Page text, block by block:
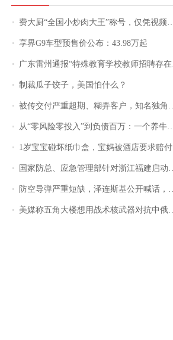
费大厨“全国小炒肉大王”称号，仅凭视频评出？中国烹饪协会回应
享界G9车型预售价公布：43.98万起
广东雷州通报“特殊教育学校教师招聘存在违规行为”：已启动问责程序 副校长被停职
制裁瓜子饺子，美国怕什么？
被传交付严重超期、糊弄客户，知名独角兽车企创始人回应：都没证据，将依法采取措施，“本人长期与美国交管局保持沟通，对方表示肯定”
从“零风险零投入”到负债百万：一个养牛项目崩盘后，谁该为农户的贷款买单丨红星调查
1岁宝宝碰坏纸巾盒，宝妈被酒店要求赔付924元！三亚一酒店回复：骨瓷定制！网友一查价格，吵翻了
国家防总、应急管理部针对浙江福建启动防汛防台风四级应急响应
防空导弹严重短缺，泽连斯基公开喊话，乌克兰失去导弹拦截能力？
美媒称五角大楼想用战术核武器对抗中俄，专家：赤裸裸的“核讹诈”